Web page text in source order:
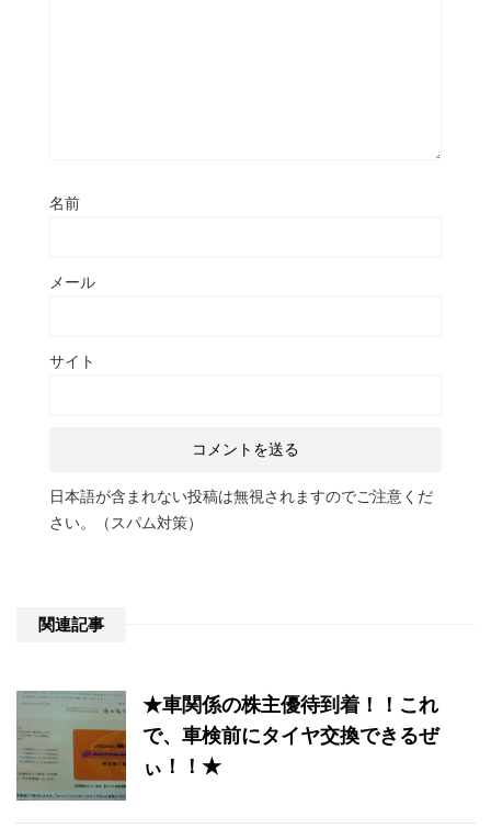
名前
メール
サイト
日本語が含まれない投稿は無視されますのでご注意くだ
さい。（スパム対策）
関連記事
★車関係の株主優待到着！！これ
で、車検前にタイヤ交換できるぜ
ぃ！！★